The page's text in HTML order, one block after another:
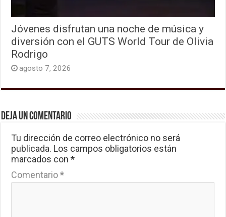
Jóvenes disfrutan una noche de música y
diversión con el GUTS World Tour de Olivia
Rodrigo
agosto 7, 2026
Deja un comentario
Tu dirección de correo electrónico no será
publicada. Los campos obligatorios están
marcados con*
Comentario*